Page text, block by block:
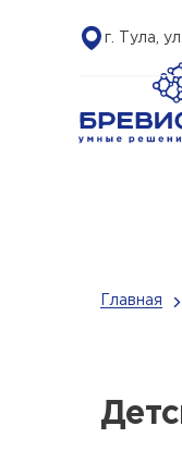
г. Тула,
Главная